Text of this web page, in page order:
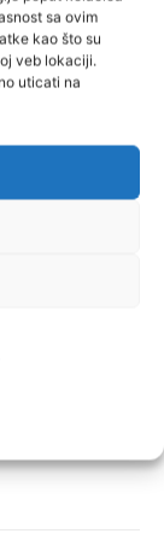
sa ovim
kao što su
veb lokaciji.
uticati na